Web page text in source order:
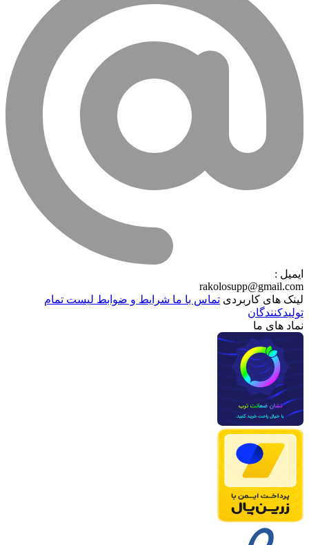
ایمیل :
rakolosupp@gmail.com
لینک های کاربردی تماس با ماشرایط و ضوابطلیست تمام
تولیدکنندگان
نماد های ما